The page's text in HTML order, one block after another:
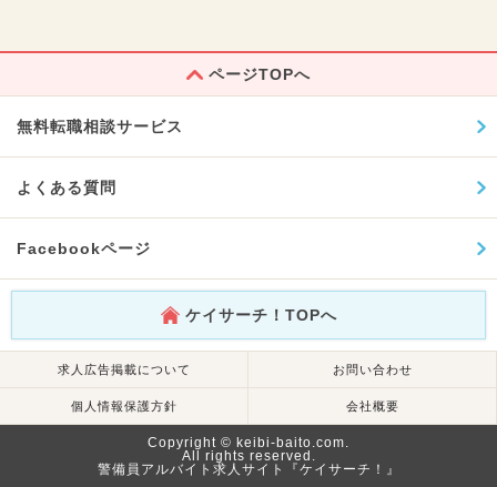
ページTOPへ
無料転職相談サービス
よくある質問
Facebookページ
ケイサーチ！TOPへ
求人広告掲載について お問い合わせ
個人情報保護方針 会社概要
Copyright © keibi-baito.com.
All rights reserved.
警備員アルバイト求人サイト『ケイサーチ！』